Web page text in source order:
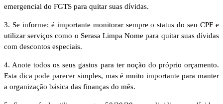
emergencial do FGTS para quitar suas dívidas.
3. Se informe: é importante monitorar sempre o status do seu CPF e
utilizar serviços como o Serasa Limpa Nome para quitar suas dívidas
com descontos especiais.
4. Anote todos os seus gastos para ter noção do próprio orçamento.
Esta dica pode parecer simples, mas é muito importante para manter
a organização básica das finanças do mês.